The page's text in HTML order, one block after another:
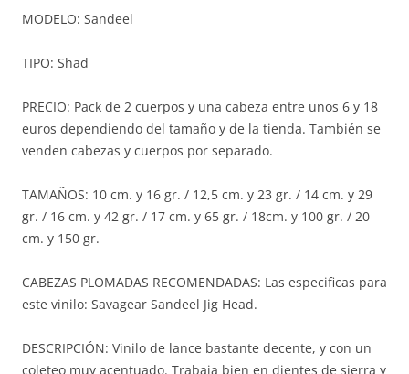
MODELO: Sandeel
TIPO: Shad
PRECIO: Pack de 2 cuerpos y una cabeza entre unos 6 y 18
euros dependiendo del tamaño y de la tienda. También se
venden cabezas y cuerpos por separado.
TAMAÑOS: 10 cm. y 16 gr. / 12,5 cm. y 23 gr. / 14 cm. y 29
gr. / 16 cm. y 42 gr. / 17 cm. y 65 gr. / 18cm. y 100 gr. / 20
cm. y 150 gr.
CABEZAS PLOMADAS RECOMENDADAS: Las especificas para
este vinilo: Savagear Sandeel Jig Head.
DESCRIPCIÓN: Vinilo de lance bastante decente, y con un
coleteo muy acentuado. Trabaja bien en dientes de sierra y